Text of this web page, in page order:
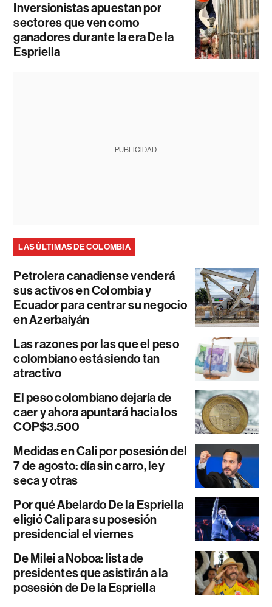
Inversionistas apuestan por
sectores que ven como
ganadores durante la era De la
Espriella
PUBLICIDAD
LAS ÚLTIMAS DE COLOMBIA
Petrolera canadiense venderá
sus activos en Colombia y
Ecuador para centrar su negocio
en Azerbaiyán
Las razones por las que el peso
colombiano está siendo tan
atractivo
El peso colombiano dejaría de
caer y ahora apuntará hacia los
COP$3.500
Medidas en Cali por posesión del
7 de agosto: día sin carro, ley
seca y otras
Por qué Abelardo De la Espriella
eligió Cali para su posesión
presidencial el viernes
De Milei a Noboa: lista de
presidentes que asistirán a la
posesión de De la Espriella